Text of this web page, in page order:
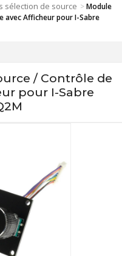
sélection de source >Module
avec Afficheur pour I-Sabre
/ Contrôle de
pour I-Sabre